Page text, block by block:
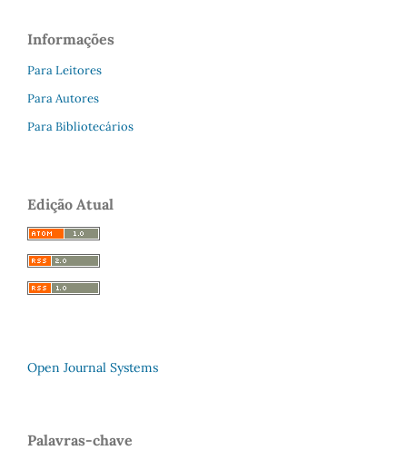
Informações
Para Leitores
Para Autores
Para Bibliotecários
Edição Atual
Open Journal Systems
Palavras-chave